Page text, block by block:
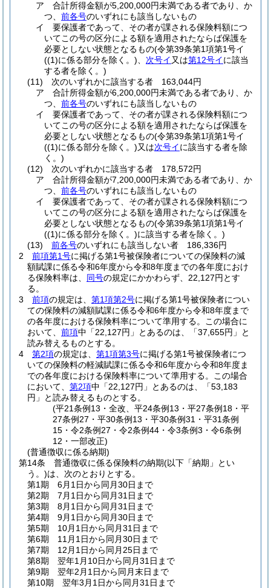
ア
合計所得金額が5,200,000円未満である者であり、か
つ、 前各号のいずれにも該当しないもの
イ
要保護者であって、その者が課される保険料額につ
いてこの号の区分による額を適用されたならば保護を
必要としない状態となるもの(令第39条第1項第1号イ
((1)に係る部分を除く。) 次号イ 又は第12号イに該当
する者を除く。)
(11)
次のいずれかに該当する者 163,044円
ア
合計所得金額が6,200,000円未満である者であり、か
つ、 前各号のいずれにも該当しないもの
イ
要保護者であって、その者が課される保険料額につ
いてこの号の区分による額を適用されたならば保護を
必要としない状態となるもの(令第39条第1項第1号イ
((1)に係る部分を除く。)又は次号イに該当する者を除
く。)
(12)
次のいずれかに該当する者 178,572円
ア
合計所得金額が7,200,000円未満である者であり、か
つ、 前各号のいずれにも該当しないもの
イ
要保護者であって、その者が課される保険料額につ
いてこの号の区分による額を適用されたならば保護を
必要としない状態となるもの(令第39条第1項第1号イ
((1)に係る部分を除く。)に該当する者を除く。)
(13)
前各号のいずれにも該当しない者 186,336円
2
前項第1号に掲げる第1号被保険者についての保険料の減
額賦課に係る令和6年度から令和8年度までの各年度におけ
る保険料率は、 同号の規定にかかわらず、22,127円とす
る。
3
前項の規定は、 第1項第2号に掲げる第1号被保険者につい
ての保険料の減額賦課に係る令和6年度から令和8年度まで
の各年度における保険料率について準用する。
この場合に
おいて、 前項中「22,127円」とあるのは、「37,655円」と
読み替えるものとする。
4
第2項の規定は、 第1項第3号に掲げる第1号被保険者につ
いての保険料の軽減賦課に係る令和6年度から令和8年度ま
での各年度における保険料率について準用する。
この場合
において、 第2項中「22,127円」とあるのは、「53,183
円」と読み替えるものとする。
(平21条例13・全改、平24条例13・平27条例18・平
27条例27・平30条例13・平30条例31・平31条例
15・令2条例27・令2条例44・令3条例3・令6条例
12・一部改正)
(普通徴収に係る納期)
第14条
普通徴収に係る保険料の納期(以下「納期」とい
う。)は、次のとおりとする。
第1期 6月1日から同月30日まで
第2期 7月1日から同月31日まで
第3期 8月1日から同月31日まで
第4期 9月1日から同月30日まで
第5期 10月1日から同月31日まで
第6期 11月1日から同月30日まで
第7期 12月1日から同月25日まで
第8期 翌年1月10日から同月31日まで
第9期 翌年2月1日から同月末日まで
第10期 翌年3月1日から同月31日まで